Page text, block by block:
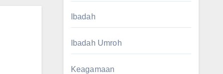
Ibadah
Ibadah Umroh
Keagamaan